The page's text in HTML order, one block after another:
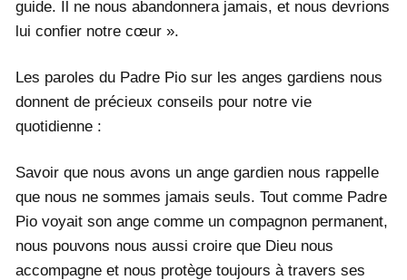
guide. Il ne nous abandonnera jamais, et nous devrions
lui confier notre cœur ».
Les paroles du Padre Pio sur les anges gardiens nous
donnent de précieux conseils pour notre vie
quotidienne :
Savoir que nous avons un ange gardien nous rappelle
que nous ne sommes jamais seuls. Tout comme Padre
Pio voyait son ange comme un compagnon permanent,
nous pouvons nous aussi croire que Dieu nous
accompagne et nous protège toujours à travers ses